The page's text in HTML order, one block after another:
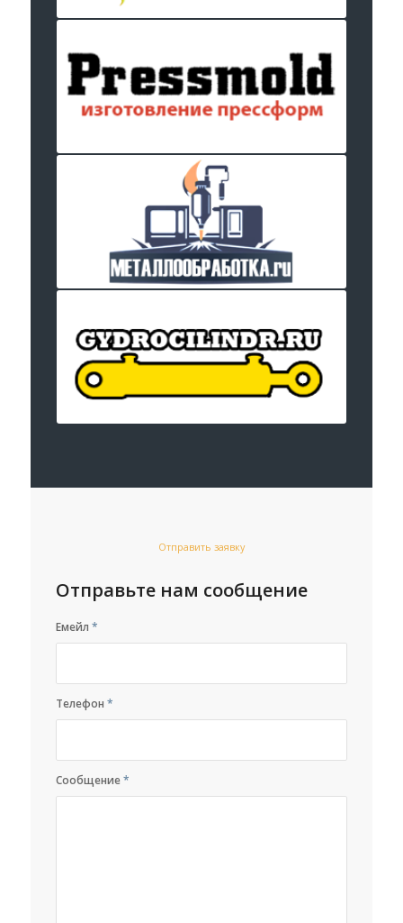
Отправить заявку
Отправьте нам сообщение
Емейл*
Телефон*
Сообщение*